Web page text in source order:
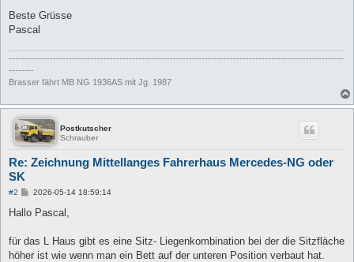
Beste Grüsse
Pascal
----------------------------------------------------------------------------------------------------------
--------
Brasser fährt MB NG 1936AS mit Jg. 1987
Postkutscher
Schrauber
Re: Zeichnung Mittellanges Fahrerhaus Mercedes-NG oder
SK
#2
B
i
a
2026-05-14 18:59:14
Hallo Pascal,
für das L Haus gibt es eine Sitz- Liegenkombination bei der die Sitzfläche
höher ist wie wenn man ein Bett auf der unteren Position verbaut hat.